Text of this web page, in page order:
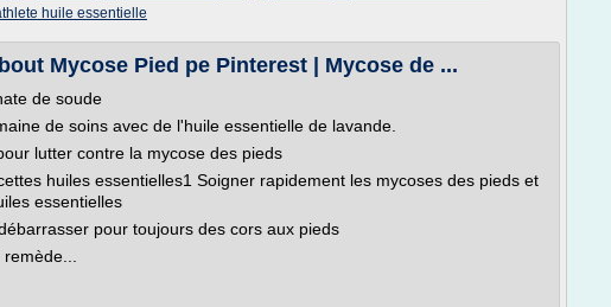
huile essentielle
Mycose Pied pe Pinterest | Mycose de ...
de soude
de soins avec de l'huile essentielle de lavande.
lutter contre la mycose des pieds
huiles essentielles1 Soigner rapidement les mycoses des pieds et
essentielles
pour toujours des cors aux pieds